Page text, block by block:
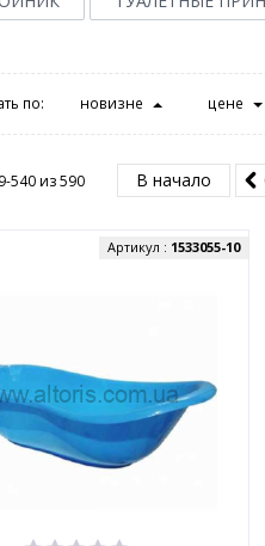
по: новизне цене
540 из590 В начало
Артикул : 1533055-10